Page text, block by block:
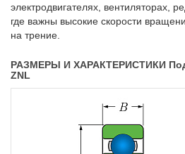
электродвигателях, вентиляторах,
где важны высокие скорости
на трение.
РАЗМЕРЫ И ХАРАКТЕРИСТИКИ
ZNL